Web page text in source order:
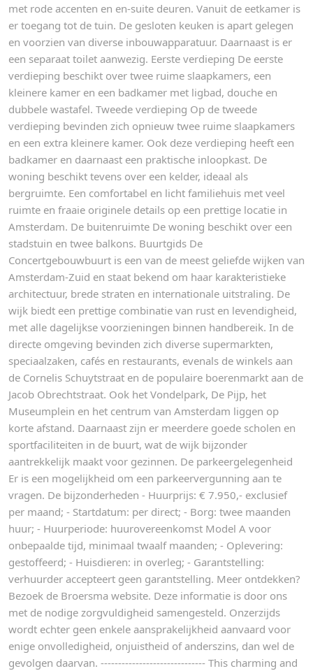
met rode accenten en en-suite deuren. Vanuit de eetkamer is
er toegang tot de tuin. De gesloten keuken is apart gelegen
en voorzien van diverse inbouwapparatuur. Daarnaast is er
een separaat toilet aanwezig. Eerste verdieping De eerste
verdieping beschikt over twee ruime slaapkamers, een
kleinere kamer en een badkamer met ligbad, douche en
dubbele wastafel. Tweede verdieping Op de tweede
verdieping bevinden zich opnieuw twee ruime slaapkamers
en een extra kleinere kamer. Ook deze verdieping heeft een
badkamer en daarnaast een praktische inloopkast. De
woning beschikt tevens over een kelder, ideaal als
bergruimte. Een comfortabel en licht familiehuis met veel
ruimte en fraaie originele details op een prettige locatie in
Amsterdam. De buitenruimte De woning beschikt over een
stadstuin en twee balkons. Buurtgids De
Concertgebouwbuurt is een van de meest geliefde wijken van
Amsterdam-Zuid en staat bekend om haar karakteristieke
architectuur, brede straten en internationale uitstraling. De
wijk biedt een prettige combinatie van rust en levendigheid,
met alle dagelijkse voorzieningen binnen handbereik. In de
directe omgeving bevinden zich diverse supermarkten,
speciaalzaken, cafés en restaurants, evenals de winkels aan
de Cornelis Schuytstraat en de populaire boerenmarkt aan de
Jacob Obrechtstraat. Ook het Vondelpark, De Pijp, het
Museumplein en het centrum van Amsterdam liggen op
korte afstand. Daarnaast zijn er meerdere goede scholen en
sportfaciliteiten in de buurt, wat de wijk bijzonder
aantrekkelijk maakt voor gezinnen. De parkeergelegenheid
Er is een mogelijkheid om een parkeervergunning aan te
vragen. De bijzonderheden - Huurprijs: € 7.950,- exclusief
per maand; - Startdatum: per direct; - Borg: twee maanden
huur; - Huurperiode: huurovereenkomst Model A voor
onbepaalde tijd, minimaal twaalf maanden; - Oplevering:
gestoffeerd; - Huisdieren: in overleg; - Garantstelling:
verhuurder accepteert geen garantstelling. Meer ontdekken?
Bezoek de Broersma website. Deze informatie is door ons
met de nodige zorgvuldigheid samengesteld. Onzerzijds
wordt echter geen enkele aansprakelijkheid aanvaard voor
enige onvolledigheid, onjuistheid of anderszins, dan wel de
gevolgen daarvan. ------------------------------ This charming and